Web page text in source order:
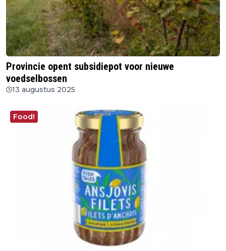
Provincie opent subsidiepot voor nieuwe
voedselbossen
13 augustus 2025
Food!